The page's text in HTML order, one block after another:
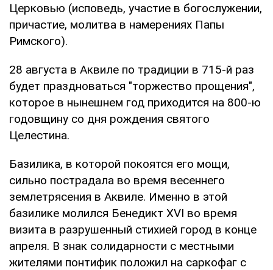
Церковью (исповедь, участие в богослужении,
причастие, молитва в намерениях Папы
Римского).
28 августа в Аквиле по традиции в 715-й раз
будет праздноваться "торжество прощения",
которое в нынешнем год приходится на 800-ю
годовщину со дня рождения святого
Целестина.
Базилика, в которой покоятся его мощи,
сильно пострадала во время весеннего
землетрясения в Аквиле. Именно в этой
базилике молился Бенедикт XVI во время
визита в разрушенный стихией город в конце
апреля. В знак солидарности с местными
жителями понтифик положил на саркофаг с